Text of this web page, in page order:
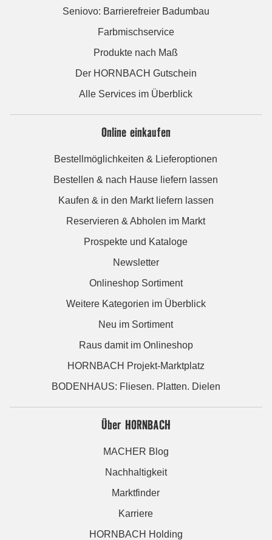
Seniovo: Barrierefreier Badumbau
Farbmischservice
Produkte nach Maß
Der HORNBACH Gutschein
Alle Services im Überblick
Online einkaufen
Bestellmöglichkeiten & Lieferoptionen
Bestellen & nach Hause liefern lassen
Kaufen & in den Markt liefern lassen
Reservieren & Abholen im Markt
Prospekte und Kataloge
Newsletter
Onlineshop Sortiment
Weitere Kategorien im Überblick
Neu im Sortiment
Raus damit im Onlineshop
HORNBACH Projekt-Marktplatz
BODENHAUS: Fliesen. Platten. Dielen
Über HORNBACH
MACHER Blog
Nachhaltigkeit
Marktfinder
Karriere
HORNBACH Holding